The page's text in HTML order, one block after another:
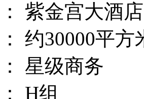
紫金宫大酒店
约30000平方
星级商务
H组